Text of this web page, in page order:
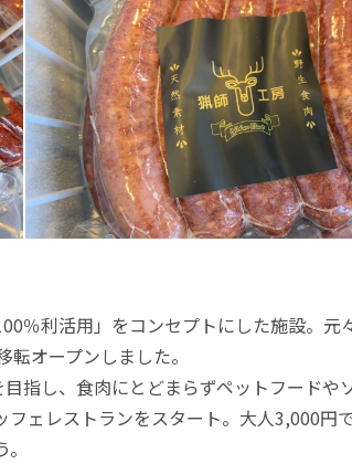
％利活用」をコンセプトにした施設。
オープンしました。
指し、食肉にとどまらずペットフードや
ェレストランをスタート。大人3,000